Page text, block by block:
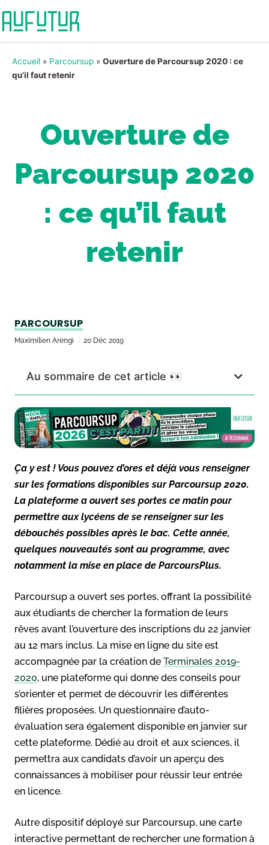
Accueil » Parcoursup » Ouverture de Parcoursup 2020 : ce
qu’il faut retenir
Ouverture de
Parcoursup 2020
: ce qu’il faut
retenir
PARCOURSUP
Maximilien Arengi 20 Déc 2019
Au sommaire de cet article 👀
Ça y est ! Vous pouvez d’ores et déjà vous renseigner
sur les formations disponibles sur Parcoursup 2020.
La plateforme a ouvert ses portes ce matin pour
permettre aux lycéens de se renseigner sur les
débouchés possibles après le bac. Cette année,
quelques nouveautés sont au programme, avec
notamment la mise en place de ParcoursPlus.
Parcoursup a ouvert ses portes, offrant la possibilité
aux étudiants de chercher la formation de leurs
rêves avant l’ouverture des inscriptions du 22 janvier
au 12 mars inclus. La mise en ligne du site est
accompagnée par la création de Terminales 2019-
2020, une plateforme qui donne des conseils pour
s’orienter et permet de découvrir les différentes
filières proposées. Un questionnaire d’auto-
évaluation sera également disponible en janvier sur
cette plateforme. Dédié au droit et aux sciences, il
permettra aux candidats d’avoir un aperçu des
connaissances à mobiliser pour réussir leur entrée
en licence.
Autre dispositif déployé sur Parcoursup, une carte
interactive permettant de rechercher une formation à